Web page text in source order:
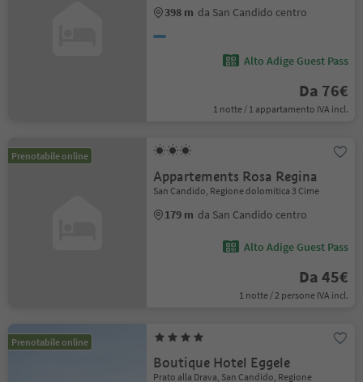
398 m da San Candido centro
Alto Adige Guest Pass
Da 76€
1 notte / 1 appartamento IVA incl.
Prenotabile online
Appartements Rosa Regina
San Candido, Regione dolomitica 3 Cime
179 m da San Candido centro
Alto Adige Guest Pass
Da 45€
1 notte / 2 persone IVA incl.
Prenotabile online
Boutique Hotel Eggele
Prato alla Drava, San Candido, Regione